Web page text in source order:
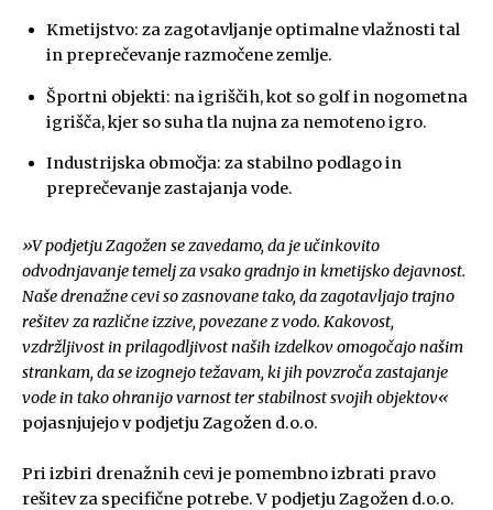
Kmetijstvo: za zagotavljanje optimalne vlažnosti tal
in preprečevanje razmočene zemlje.
Športni objekti: na igriščih, kot so golf in nogometna
igrišča, kjer so suha tla nujna za nemoteno igro.
Industrijska območja: za stabilno podlago in
preprečevanje zastajanja vode.
»V podjetju Zagožen se zavedamo, da je učinkovito
odvodnjavanje temelj za vsako gradnjo in kmetijsko dejavnost.
Naše drenažne cevi so zasnovane tako, da zagotavljajo trajno
rešitev za različne izzive, povezane z vodo. Kakovost,
vzdržljivost in prilagodljivost naših izdelkov omogočajo našim
strankam, da se izognejo težavam, ki jih povzroča zastajanje
vode in tako ohranijo varnost ter stabilnost svojih objektov«
pojasnjujejo v podjetju Zagožen d.o.o.
Pri izbiri drenažnih cevi je pomembno izbrati pravo
rešitev za specifične potrebe. V podjetju Zagožen d.o.o.